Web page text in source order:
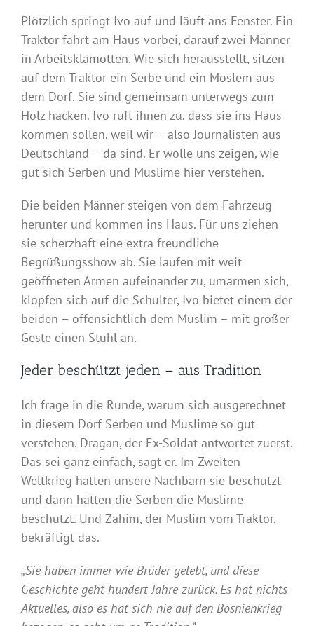
Plötzlich springt Ivo auf und läuft ans Fenster. Ein
Traktor fährt am Haus vorbei, darauf zwei Männer
in Arbeitsklamotten. Wie sich herausstellt, sitzen
auf dem Traktor ein Serbe und ein Moslem aus
dem Dorf. Sie sind gemeinsam unterwegs zum
Holz hacken. Ivo ruft ihnen zu, dass sie ins Haus
kommen sollen, weil wir – also Journalisten aus
Deutschland – da sind. Er wolle uns zeigen, wie
gut sich Serben und Muslime hier verstehen.
Die beiden Männer steigen von dem Fahrzeug
herunter und kommen ins Haus. Für uns ziehen
sie scherzhaft eine extra freundliche
Begrüßungsshow ab. Sie laufen mit weit
geöffneten Armen aufeinander zu, umarmen sich,
klopfen sich auf die Schulter, Ivo bietet einem der
beiden – offensichtlich dem Muslim – mit großer
Geste einen Stuhl an.
Jeder beschützt jeden – aus Tradition
Ich frage in die Runde, warum sich ausgerechnet
in diesem Dorf Serben und Muslime so gut
verstehen. Dragan, der Ex-Soldat antwortet zuerst.
Das sei ganz einfach, sagt er. Im Zweiten
Weltkrieg hätten unsere Nachbarn sie beschützt
und dann hätten die Serben die Muslime
beschützt. Und Zahim, der Muslim vom Traktor,
bekräftigt das.
„Sie haben immer wie Brüder gelebt, und diese
Geschichte geht hundert Jahre zurück. Es hat nichts
Aktuelles, also es hat sich nie auf den Bosnienkrieg